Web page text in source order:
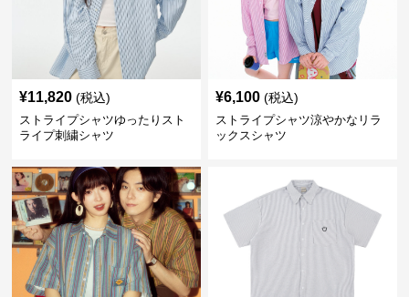
¥11,820 (税込)
ストライプシャツゆったりスト
ライプ刺繍シャツ
¥6,100 (税込)
ストライプシャツ涼やかなリラ
ックスシャツ